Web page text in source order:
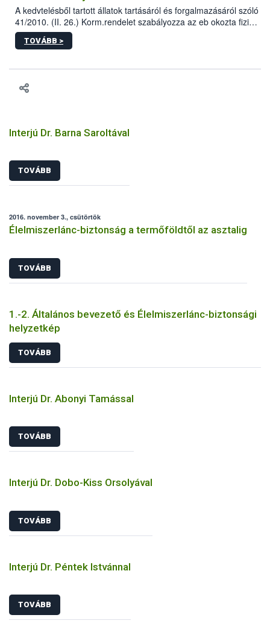
A kedvtelésből tartott állatok tartásáról és forgalmazásáról szóló
41/2010. (II. 26.) Korm.rendelet szabályozza az eb okozta fizikai
sérülés, illetve ennek veszélye keletkezésekor felmerülő
hatósági feladatokat, valamint a veszélyes eb tartását és annak
vonni az ebek viselkedésének megítélésében jártas szakértőt.
TOVÁBB >
Interjú Dr. Barna Saroltával
TOVÁBB
2016. november 3., csütörtök
Élelmiszerlánc-biztonság a termőföldtől az asztalig
TOVÁBB
1.-2. Általános bevezető és Élelmiszerlánc-biztonsági
helyzetkép
TOVÁBB
Interjú Dr. Abonyi Tamással
TOVÁBB
Interjú Dr. Dobo-Kiss Orsolyával
TOVÁBB
Interjú Dr. Péntek Istvánnal
TOVÁBB